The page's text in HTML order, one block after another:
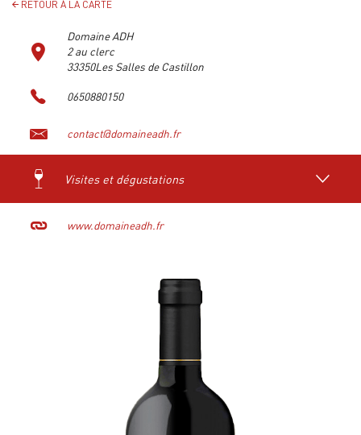
RETOUR À LA CARTE
Domaine ADH
2 au clerc
33350Les Salles de Castillon
0650880150
contact@domaineadh.fr
Visites et dégustations
www.domaineadh.fr